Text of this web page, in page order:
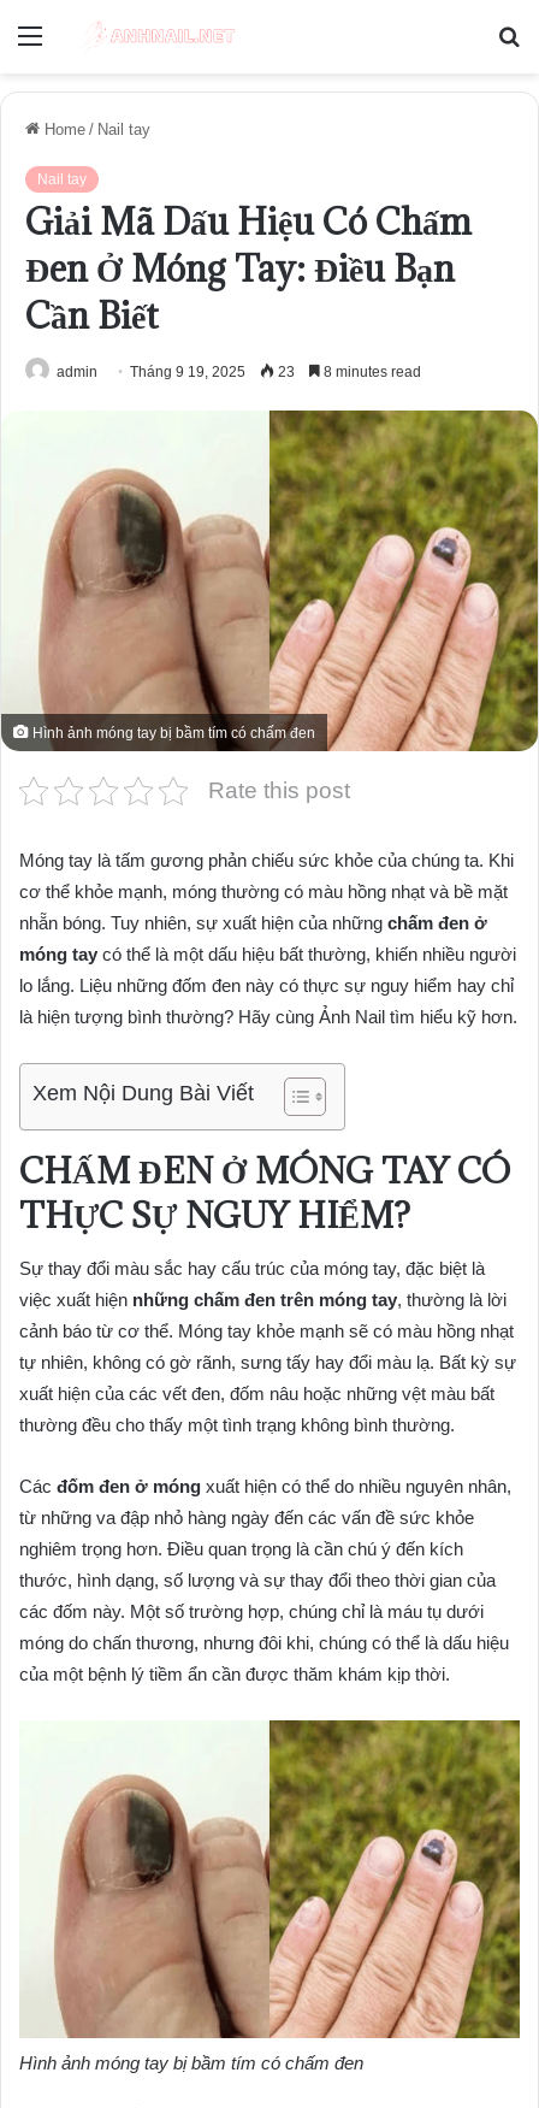
Menu
Home / Nail tay
Nail tay
Giải Mã Dấu Hiệu Có Chấm
Đen Ở Móng Tay: Điều Bạn
Cần Biết
admin Tháng 9 19, 2025 23 8 minutes read
Hình ảnh móng tay bị bầm tím có chấm đen
Rate this post
Móng tay là tấm gương phản chiếu sức khỏe của chúng ta. Khi
cơ thể khỏe mạnh, móng thường có màu hồng nhạt và bề mặt
nhẵn bóng. Tuy nhiên, sự xuất hiện của những chấm đen ở
móng tay có thể là một dấu hiệu bất thường, khiến nhiều người
lo lắng. Liệu những đốm đen này có thực sự nguy hiểm hay chỉ
là hiện tượng bình thường? Hãy cùng Ảnh Nail tìm hiểu kỹ hơn.
Xem Nội Dung Bài Viết
CHẤM ĐEN Ở MÓNG TAY CÓ
THỰC SỰ NGUY HIỂM?
Sự thay đổi màu sắc hay cấu trúc của móng tay, đặc biệt là
việc xuất hiện những chấm đen trên móng tay, thường là lời
cảnh báo từ cơ thể. Móng tay khỏe mạnh sẽ có màu hồng nhạt
tự nhiên, không có gờ rãnh, sưng tấy hay đổi màu lạ. Bất kỳ sự
xuất hiện của các vết đen, đốm nâu hoặc những vệt màu bất
thường đều cho thấy một tình trạng không bình thường.
Các đốm đen ở móng xuất hiện có thể do nhiều nguyên nhân,
từ những va đập nhỏ hàng ngày đến các vấn đề sức khỏe
nghiêm trọng hơn. Điều quan trọng là cần chú ý đến kích
thước, hình dạng, số lượng và sự thay đổi theo thời gian của
các đốm này. Một số trường hợp, chúng chỉ là máu tụ dưới
móng do chấn thương, nhưng đôi khi, chúng có thể là dấu hiệu
của một bệnh lý tiềm ẩn cần được thăm khám kịp thời.
Hình ảnh móng tay bị bầm tím có chấm đen